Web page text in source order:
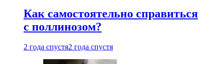
Как самостоятельно справиться
с поллинозом?
2 года спустя2 года спустя